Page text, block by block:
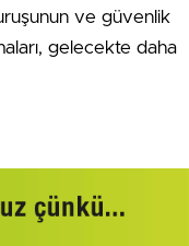
ve güvenlik
gelecekte daha